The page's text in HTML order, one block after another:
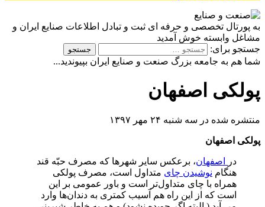
به پورتال تخصصی و حرفه ای ثبت و تبادل اطلاعات صنایع ایران و
مشاغل وابسته خوش آمدید
جستجو برای:
شما هم به جامعه بزرگ صنعت و صنایع ایران بپیوندید...
پولکی اصفهان
منتشره شده در سه شنبه ۲۴ مهر ۱۳۹۷
پولکی اصفهان
در اصفهان، برعکس سایر شهرها که مصرف حبّه قند
هنگام نوشیدن چای متداول است، مصرف پولکی
همراه با چای متداول‌تر است و باور عمومی بر این
است که از این راه هم آسیب کمتری به دندان‌ها وارد